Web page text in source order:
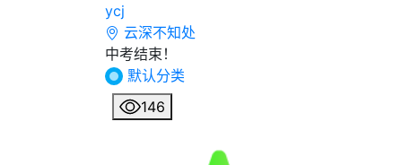
ycj
云深不知处
中考结束！
默认分类
146